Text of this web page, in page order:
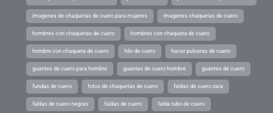
imagenes de chaquetas de cuero para mujeres imagenes chaquetas de cuero
hombres con chaquetas de cuero hombres con chaqueta de cuero
hombre con chaqueta de cuero hilo de cuero hacer pulseras de cuero
guantes de cuero para hombre guantes de cuero hombre guantes de cuero
fundas de cuero fotos de chaquetas de cuero faldas de cuero zara
faldas de cuero negras faldas de cuero falda tubo de cuero